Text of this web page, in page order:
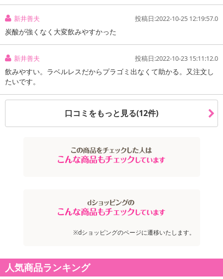
商品到着時点でのお日持ち期間は、配送日数などにより異なります
のでご了承ください。
記載されている内容を必ずご確認いただき、お届けする商品セット
にご納得いただきましたうえでお申し込みください。
※パッケージ変更や商品リニューアル（成分など含む）等により、
参考の掲載画像や画像内のバーコードなど、お届け商品と多少異な
る場合がございます。
また、[新たな加工食品の原料原産地表示制度]の経過措置期間の終
あらかじめご了承いただいた上でお申込みください。なお、本理由
によるお申込み後のキャンセル・返品交換は対応いたしかねます。
※お支払い方法は、電話料金合算払い、クレジットカード払い、dポ
イントがご利用いただけます。
【発送・お届け・商品について】
ます。
※お客様のご都合でお受取りいただけない場合、商品の再発送や返
新井善夫 投稿日:2022-10-25 12:19:57.0
炭酸が強くなく大変飲みやすかった
新井善夫 投稿日:2022-10-23 15:11:12.0
飲みやすい。ラベルレスだからプラゴミ出なくて助かる。又注文し
たいです。
口コミをもっと見る(12件)
※dショッピングのページに遷移いたします。
人気商品ランキング